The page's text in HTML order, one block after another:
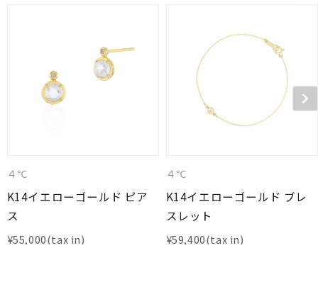
４℃
K14イエローゴールド ピア
ス
¥55,000
４℃
K14イエローゴールド ブレ
スレット
¥59,400